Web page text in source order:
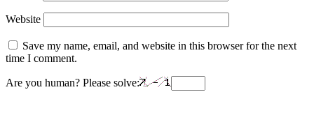
Website
Save my name, email, and website in this browser for the next
time I comment.
Are you human? Please solve: